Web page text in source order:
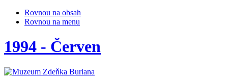
Rovnou na obsah
Rovnou na menu
1994 - Červen